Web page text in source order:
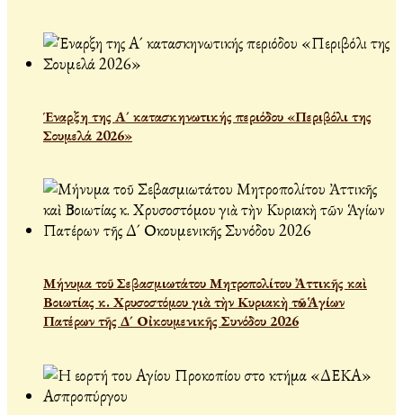
Έναρξη της Α´ κατασκηνωτικής περιόδου «Περιβόλι της
Σουμελά 2026»
Μήνυμα τοῦ Σεβασμιωτάτου Μητροπολίτου Ἀττικῆς καὶ
Βοιωτίας κ. Χρυσοστόμου γιὰ τὴν Κυριακὴ τῶν Ἁγίων
Πατέρων τῆς Δ´ Οἰκουμενικῆς Συνόδου 2026